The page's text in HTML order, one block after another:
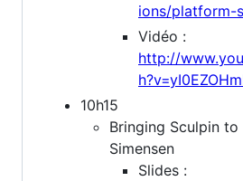
ions/platform-
Vidéo :
http://
10h15
Bringing Sculpin to
Simensen
Slides :